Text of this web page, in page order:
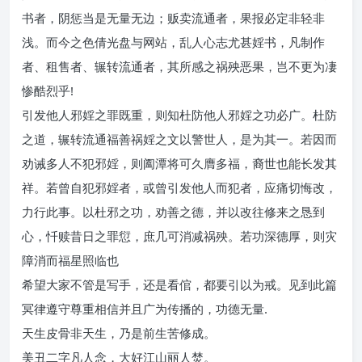
书者，阴惩当是无量无边；贩卖流通者，果报必定非轻非
浅。而今之色倩光盘与网站，乱人心志尤甚婬书，凡制作
者、租售者、辗转流通者，其所感之祸殃恶果，岂不更为凄
惨酷烈乎!
引发他人邪婬之罪既重，则知杜防他人邪婬之功必广。杜防
之道，辗转流通福善祸婬之文以警世人，是为其一。若因而
劝诫多人不犯邪婬，则阖潭将可久膺多福，裔世也能长发其
祥。若曾自犯邪婬者，或曾引发他人而犯者，应痛切悔改，
力行此事。以杜邪之功，劝善之德，并以改往修来之恳到
心，忏赎昔日之罪愆，庶几可消减祸殃。若功深德厚，则灾
障消而福星照临也
希望大家不管是写手，还是看倌，都要引以为戒。见到此篇
冥律遵守尊重相信并且广为传播的，功德无量.
天生皮骨非天生，乃是前生苦修成。
美丑二字凡人念，大好江山丽人焚。